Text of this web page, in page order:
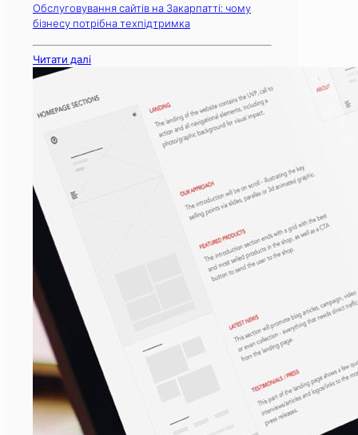
Обслуговування сайтів на Закарпатті: чому
бізнесу потрібна техпідтримка
Читати далі